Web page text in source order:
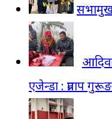
सभामुख
एजेन्डा : प्रताप